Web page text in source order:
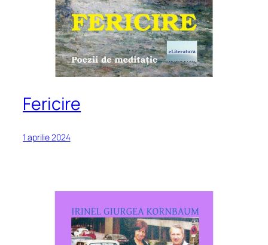
Fericire
1 aprilie 2024